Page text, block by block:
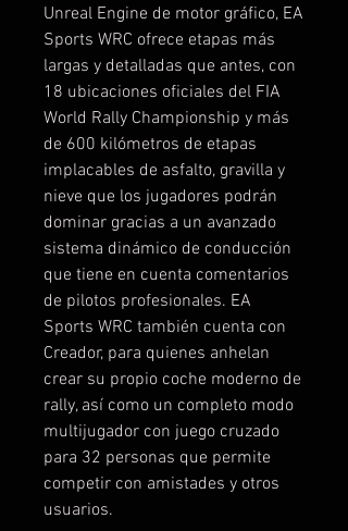
Unreal Engine de motor gráfico, EA
Sports WRC ofrece etapas más
largas y detalladas que antes, con
18 ubicaciones oficiales del FIA
World Rally Championship y más
de 600 kilómetros de etapas
implacables de asfalto, gravilla y
nieve que los jugadores podrán
dominar gracias a un avanzado
sistema dinámico de conducción
que tiene en cuenta comentarios
de pilotos profesionales. EA
Sports WRC también cuenta con
Creador, para quienes anhelan
crear su propio coche moderno de
rally, así como un completo modo
multijugador con juego cruzado
para 32 personas que permite
competir con amistades y otros
usuarios.